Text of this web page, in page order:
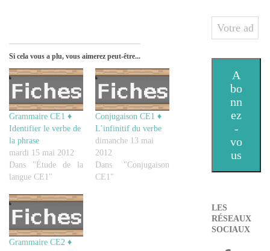
Si cela vous a plu, vous aimerez peut-être...
Grammaire CE1 ♦
Identifier le verbe de
la phrase
mardi 15 mai 2012
Dans "Étude de la
langue CE1"
Conjugaison CE1 ♦
L’infinitif du verbe
dimanche 13 mai
2012
Dans "Conjugaison
CE1"
Grammaire CE2 ♦
Votre
adresse
A
bo
nn
ez
-
vo
us
LES
RÉSEAUX
SOCIAUX